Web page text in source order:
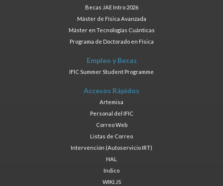
Becas JAE Intro 2026
Máster de Física Avanzada
Máster en Tecnologías Cuánticas
Programa de Doctorado en Física
Empleo y Becas
IFIC Summer Student Programme
Accesos Rápidos
Artemisa
Personal del IFIC
Correo Web
Listas de Correo
Intervención (Autoservicio IRT)
HAL
Indico
WIKI.JS